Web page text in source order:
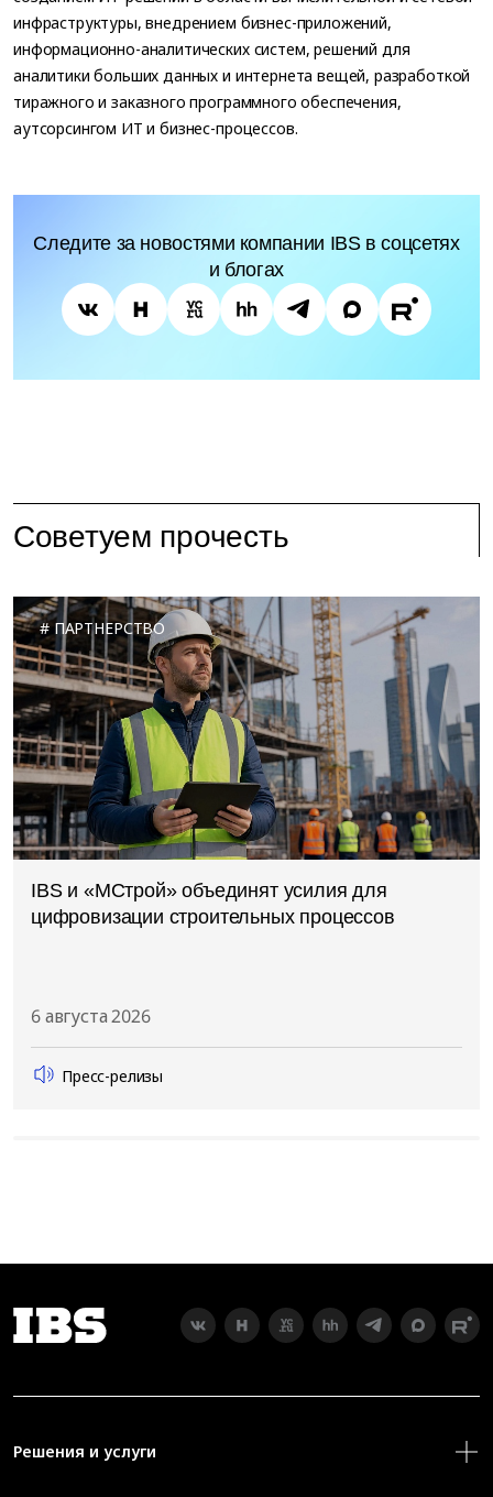
инфраструктуры, внедрением бизнес-приложений,
информационно-аналитических систем, решений для
аналитики больших данных и интернета вещей, разработкой
тиражного и заказного программного обеспечения,
аутсорсингом ИТ и бизнес-процессов.
Следите за новостями компании IBS в соцсетях
и блогах
Советуем прочесть
ПАРТНЕРСТВО
IBS и «МСтрой» объединят усилия для
цифровизации строительных процессов
6 августа 2026
Пресс-релизы
Решения и услуги